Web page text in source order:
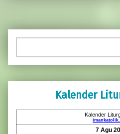
Pencarian
Kalender